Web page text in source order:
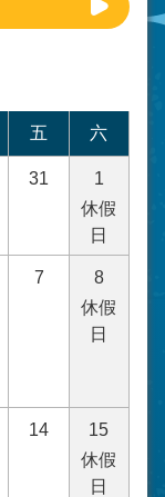
五 六
31
1
休假
日
7
8
休假
日
14
15
休假
日